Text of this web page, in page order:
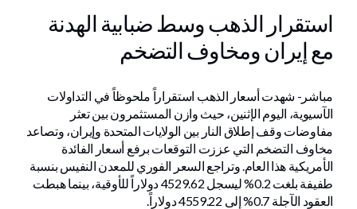
استقرار الذهب وسط ضبابية الهدنة
مع إيران ومخاوف التضخم
مباشر- شهدت أسعار الذهب استقراراً ملحوظاً في التداولات
الآسيوية، اليوم الإثنين، حيث وازن المستثمرون بين تعثر
مفاوضات وقف إطلاق النار بين الولايات المتحدة وإيران، وتصاعد
مخاوف التضخم التي عززت التوقعات برفع أسعار الفائدة
الأمريكية هذا العام. وتراجع السعر الفوري للمعدن النفيس بنسبة
طفيفة بلغت 0.2% ليسجل 4529.62 دولاراً للأوقية، بينما هبطت
العقود الآجلة 0.7% إلى 4559.22 دولاراً.